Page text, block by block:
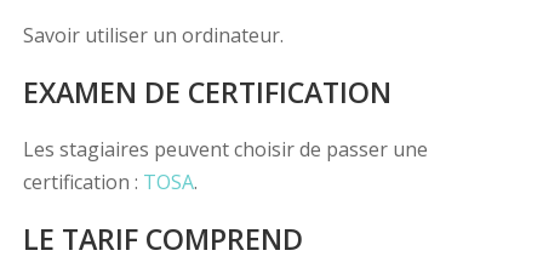
Savoir utiliser un ordinateur.
EXAMEN DE CERTIFICATION
Les stagiaires peuvent choisir de passer une
certification : TOSA.
LE TARIF COMPREND